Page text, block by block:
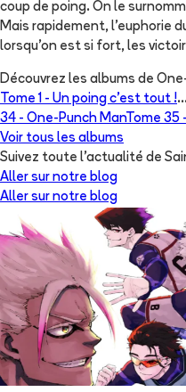
coup de poing. On le
Mais rapidement, l'euphorie
lorsqu'on est si fort, les
Découvrez les albums de
Tome 1 - Un poing c’est tout !...
34 - One-Punch ManTome 35 -
Voir tous les albums
Suivez toute l'actualité de
Aller sur notre blog
Aller sur notre blog